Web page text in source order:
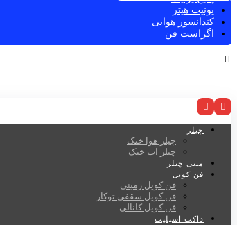
یونیت هیتر
کندانسور هوایی
اگزاست فن
چیلر
چیلر هوا خنک
چیلر آب خنک
مینی چیلر
فن کویل
فن کویل زمینی
فن کویل سقفی توکار
فن کویل کانالی
داکت اسپلیت